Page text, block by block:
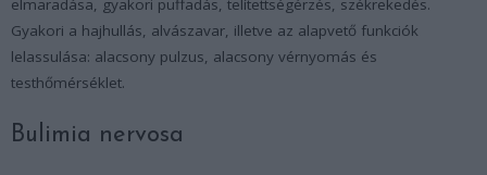
Gyakori a hajhullás, alvászavar, illetve az alapvető funkciók
lelassulása: alacsony pulzus, alacsony vérnyomás és
testhőmérséklet.
Bulimia nervosa